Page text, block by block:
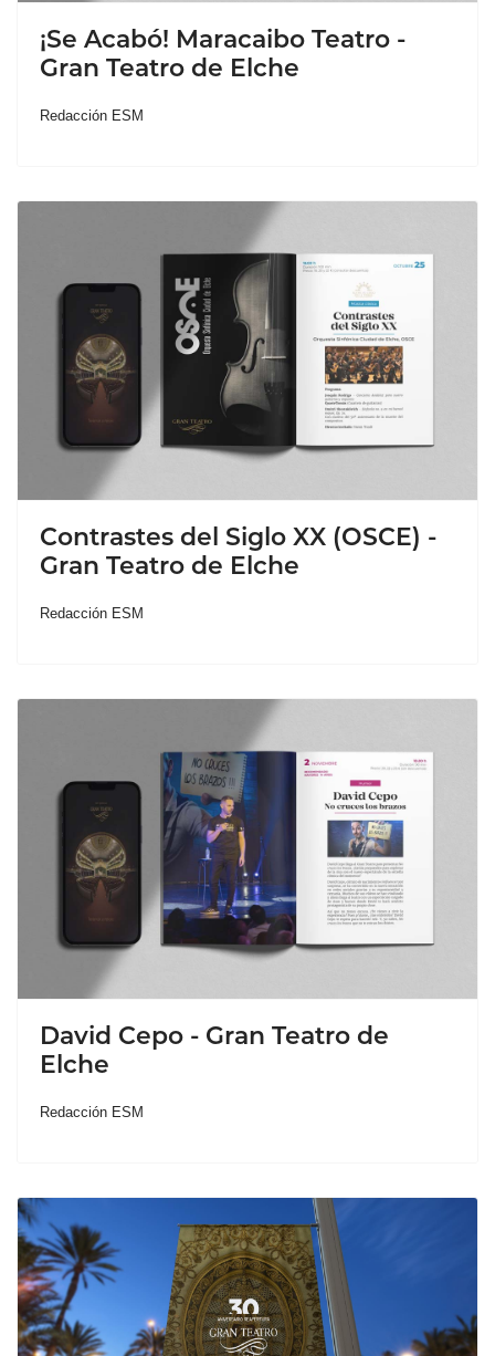
¡Se Acabó! Maracaibo Teatro -
Gran Teatro de Elche
Redacción ESM
Contrastes del Siglo XX (OSCE) -
Gran Teatro de Elche
Redacción ESM
David Cepo - Gran Teatro de
Elche
Redacción ESM